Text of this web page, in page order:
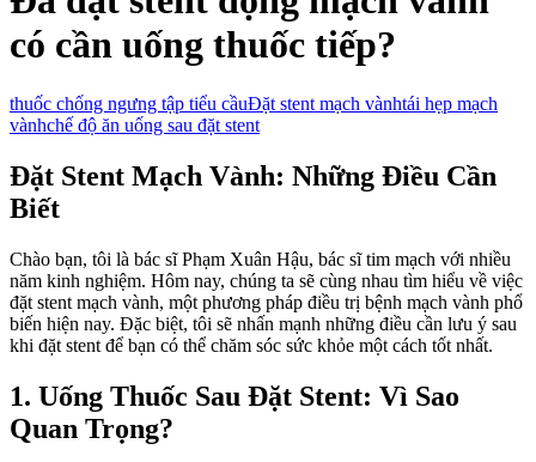
có cần uống thuốc tiếp?
thuốc chống ngưng tập tiểu cầuĐặt stent mạch vànhtái hẹp mạch
vànhchế độ ăn uống sau đặt stent
Đặt Stent Mạch Vành: Những Điều Cần
Biết
Chào bạn, tôi là bác sĩ Phạm Xuân Hậu, bác sĩ tim mạch với nhiều
năm kinh nghiệm. Hôm nay, chúng ta sẽ cùng nhau tìm hiểu về việc
đặt stent mạch vành, một phương pháp điều trị bệnh mạch vành phổ
biến hiện nay. Đặc biệt, tôi sẽ nhấn mạnh những điều cần lưu ý sau
khi đặt stent để bạn có thể chăm sóc sức khỏe một cách tốt nhất.
1. Uống Thuốc Sau Đặt Stent: Vì Sao
Quan Trọng?